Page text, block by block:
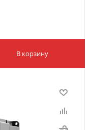
В корзину